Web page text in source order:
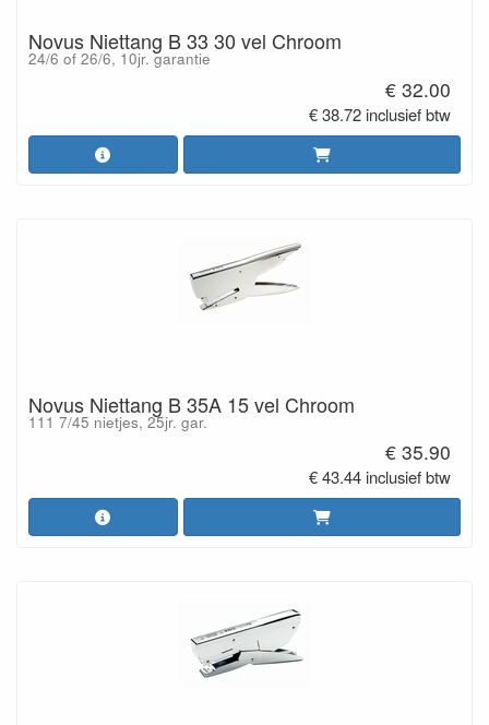
Novus Niettang B 33 30 vel Chroom
24/6 of 26/6, 10jr. garantie
€ 32.00
€ 38.72 inclusief btw
Novus Niettang B 35A 15 vel Chroom
111 7/45 nietjes, 25jr. gar.
€ 35.90
€ 43.44 inclusief btw